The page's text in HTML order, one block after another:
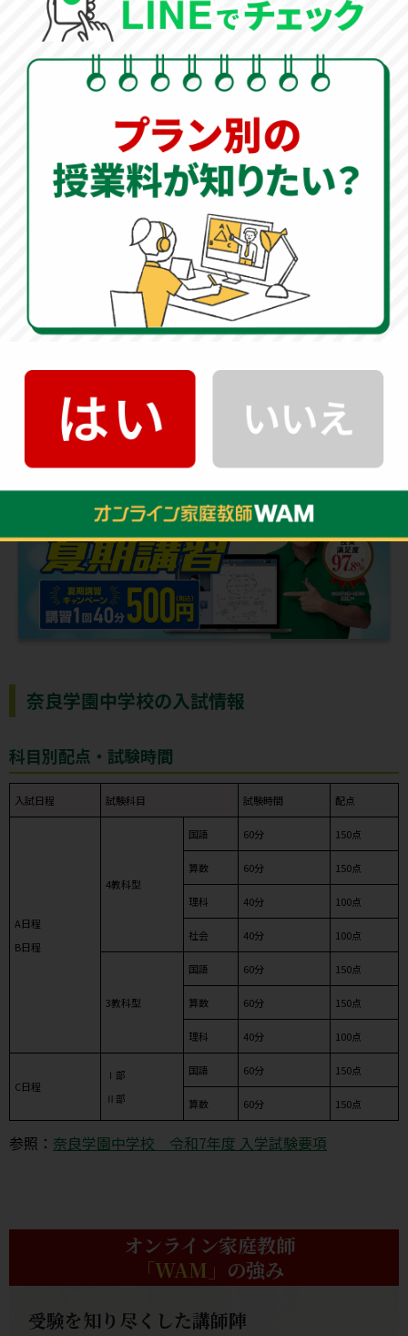
す時期です。総合的に復習する時期だからこそ、オンラ
イン家庭教師で塾の補完を行い、根本的に理解するため
の取り組みが重要です。
様の現状をしっかりと分析し、必要なカリキュラムを完
全オーダーメイドで作成します。
夏の学習への取り組み方
ただ闇雲に演習問題をこなすだけでは、成績のブレイク
スルーは生まれません。問題量をこなすことは塾や宿題
に任せ、オンライン家庭教師のWAMでは「根本的にどの
ように解けばいいのか」という本質を指導します。
変わってきます。
オンライン家庭教師
キャンペーン実施中
奈良学園中学校の入試情報
科目別配点・試験時間
入試日程 試験科目 試験時間 配点
A日程
B日程
4教科型
国語 60分 150点
算数 60分 150点
理科 40分 100点
社会 40分 100点
3教科型
国語 60分 150点
算数 60分 150点
理科 40分 100点
C日程
Ⅰ部
Ⅱ部
国語 60分 150点
算数 60分 150点
参照： 奈良学園中学校 令和7年度 入学試験要項
オンライン家庭教師
「WAM」 の強み
受験を知り尽くした講師陣